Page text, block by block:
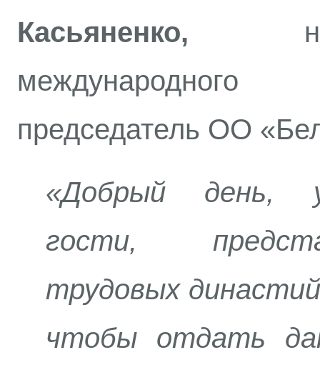
Касьяненко,
председатель ОО
«Добрый день,
гости,
трудовых
чтобы отдать